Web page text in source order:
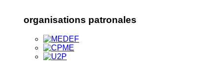
organisations patronales